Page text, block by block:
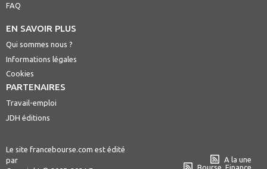
FAQ
EN SAVOIR PLUS
Qui sommes nous ?
Informations légales
Cookies
PARTENAIRES
Travail-emploi
JDH éditions
Le site francebourse.com est édité
par
A la une
Bourse, Finance